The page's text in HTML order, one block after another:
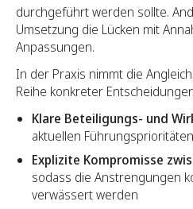
durchgeführt werden sollte.
Umsetzung die Lücken mit
Anpassungen.
In der Praxis nimmt die
Reihe konkreter
Klare Beteiligungs- und
aktuellen
Explizite Kompromisse
sodass die Anstrengungen
verwässert werden